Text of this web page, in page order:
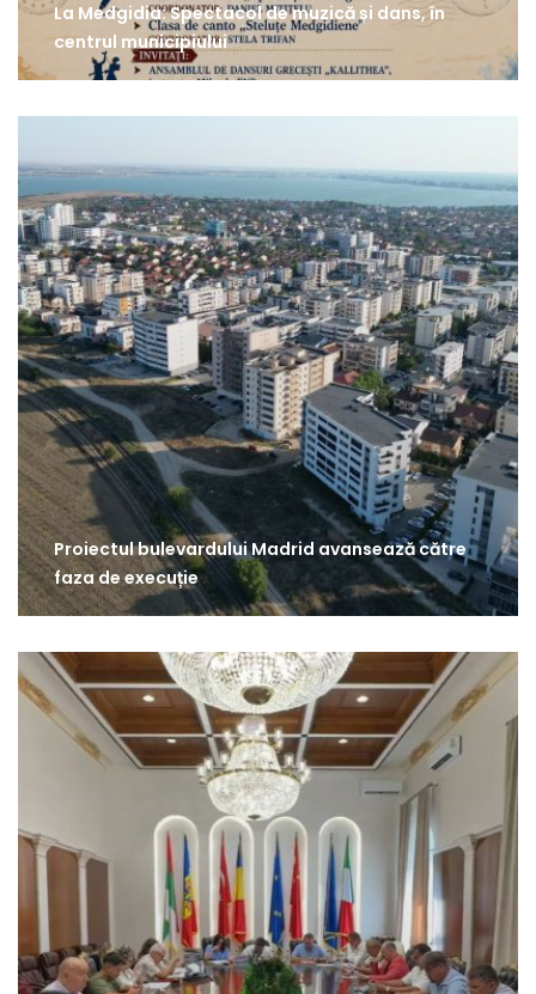
La Medgidia: Spectacol de muzică și dans, în
centrul municipiului
Proiectul bulevardului Madrid avansează către
faza de execuție